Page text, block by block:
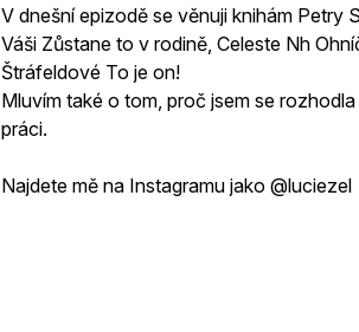
V dnešní epizodě se věnuji knihám Petry
Váši Zůstane to v rodině, Celeste Nh
Štráfeldové To je on!
Mluvím také o tom, proč jsem se
práci.
Najdete mě na Instagramu jako @luciezel